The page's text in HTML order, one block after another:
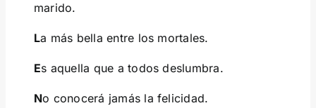
marido.
La más bella entre los mortales.
Es aquella que a todos deslumbra.
No conocerá jamás la felicidad.